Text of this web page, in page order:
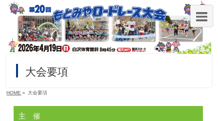
大会要項
HOME » 大会要項
主 催